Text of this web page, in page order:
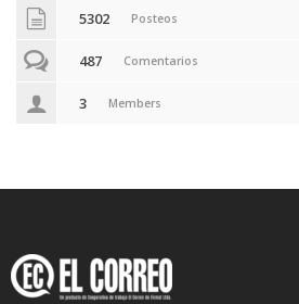
5302 Posteos
487 Comentarios
3 Members